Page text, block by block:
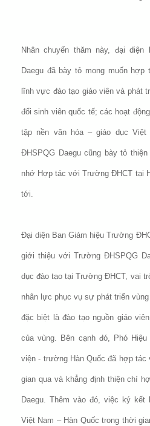
Nhân chuyến thăm này, đại diện
Daegu đã bày tỏ mong muốn
lĩnh vực đào tạo giáo viên và phát
đổi sinh viên quốc tế; các hoạt
tập nền văn hóa – giáo dục
ĐHSPQG Daegu cũng bày tỏ
nhớ Hợp tác với Trường ĐHCT tại
tới.
Đại diện Ban Giám hiệu Trường
giới thiệu với Trường ĐHSPQG
dục đào tạo tại Trường ĐHCT, vai
nhân lực phục vụ sự phát triển
đặc biệt là đào tạo nguồn giáo
của vùng. Bên cạnh đó, Phó
viện - trường Hàn Quốc đã hợp
gian qua và khẳng định thiện chí
Daegu. Thêm vào đó, việc ký
Việt Nam – Hàn Quốc trong thời